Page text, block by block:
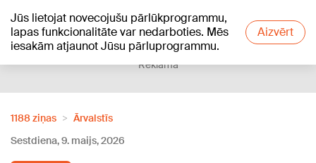
Jūs lietojat novecojušu pārlūkprogrammu,
lapas funkcionalitāte var nedarboties. Mēs
iesakām atjaunot Jūsu pārluprogrammu.
Aizvērt
+19°C
Reklāma
1188 ziņas
Ārvalstīs
Sestdiena, 9. maijs, 2026